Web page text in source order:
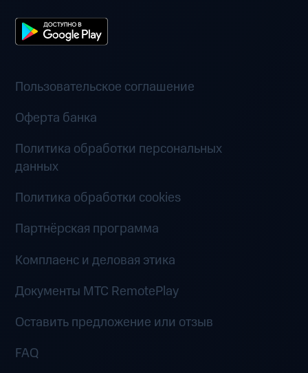
Пользовательское соглашение
Оферта банка
Политика обработки персональных
данных
Политика обработки cookies
Партнёрская программа
Комплаенс и деловая этика
Документы MTC RemotePlay
Оставить предложение или отзыв
FAQ